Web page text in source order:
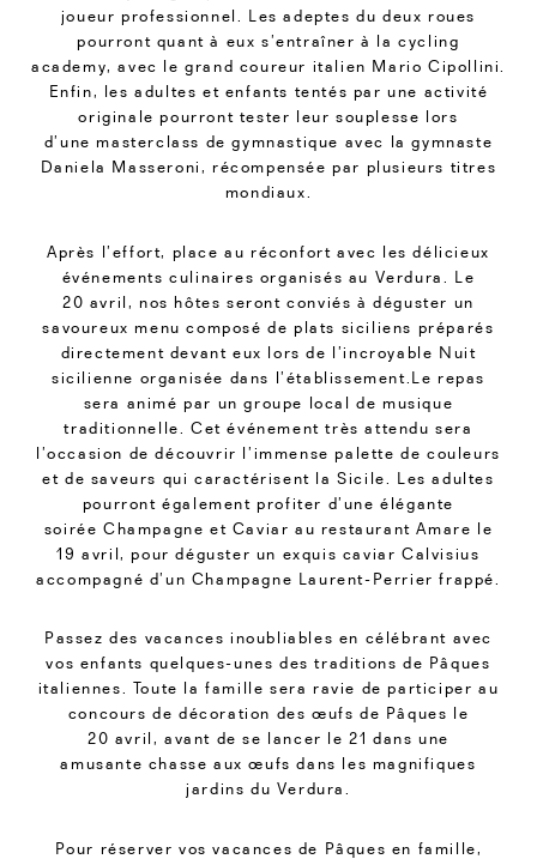
joueur professionnel. Les adeptes du deux roues
pourront quant à eux s’entraîner à la cycling
academy, avec le grand coureur italien Mario Cipollini.
Enfin, les adultes et enfants tentés par une activité
originale pourront tester leur souplesse lors
d’une masterclass de gymnastique avec la gymnaste
Daniela Masseroni, récompensée par plusieurs titres
mondiaux.
Après l’effort, place au réconfort avec les délicieux
événements culinaires organisés au Verdura. Le
20 avril, nos hôtes seront conviés à déguster un
savoureux menu composé de plats siciliens préparés
directement devant eux lors de l’incroyable Nuit
sicilienne organisée dans l’établissement.Le repas
sera animé par un groupe local de musique
traditionnelle. Cet événement très attendu sera
l’occasion de découvrir l’immense palette de couleurs
et de saveurs qui caractérisent la Sicile. Les adultes
pourront également profiter d’une élégante
soirée Champagne et Caviar au restaurant Amare le
19 avril, pour déguster un exquis caviar Calvisius
accompagné d’un Champagne Laurent-Perrier frappé.
Passez des vacances inoubliables en célébrant avec
vos enfants quelques-unes des traditions de Pâques
italiennes. Toute la famille sera ravie de participer au
concours de décoration des œufs de Pâques le
20 avril, avant de se lancer le 21 dans une
amusante chasse aux œufs dans les magnifiques
jardins du Verdura.
Pour réserver vos vacances de Pâques en famille,